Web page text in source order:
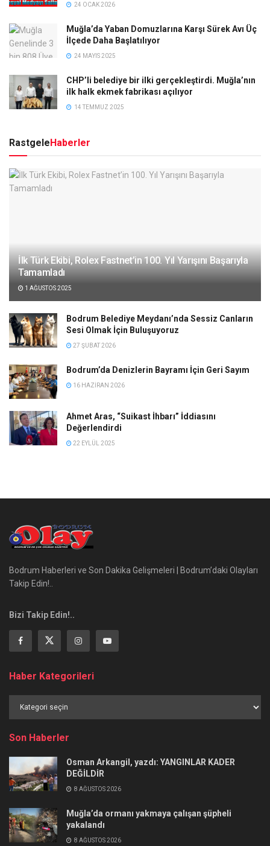
24 OCAK 2026
Muğla’da Yaban Domuzlarına Karşı Sürek Avı Üç
İlçede Daha Başlatılıyor
24 MAYIS 2025
CHP’li belediye bir ilki gerçekleştirdi. Muğla’nın
ilk halk ekmek fabrikası açılıyor
14 TEMMUZ 2025
RastgeleHaberler
İlk Türk Ekibi, Rolex Fastnet’in 100. Yıl Yarışını Başarıyla
Tamamladı
1 AĞUSTOS 2025
Bodrum Belediye Meydanı’nda Sessiz Canların
Sesi Olmak İçin Buluşuyoruz
27 ŞUBAT 2026
Bodrum’da Denizlerin Bayramı İçin Geri Sayım
16 HAZIRAN 2026
Ahmet Aras, “Suikast İhbarı” İddiasını
Değerlendirdi
22 EYLÜL 2025
Bodrum Haberleri ve Son Dakika Gelişmeleri | Bodrum’daki Olayları
Takip Edin!..
Bizi Takip Edin!..
Haber Kategorileri
Kategorileri
Son Haberler
Osman Arkangil, yazdı: YANGINLAR KADER
DEĞİLDİR
8 AĞUSTOS 2026
Muğla’da ormanı yakmaya çalışan şüpheli
yakalandı
8 AĞUSTOS 2026